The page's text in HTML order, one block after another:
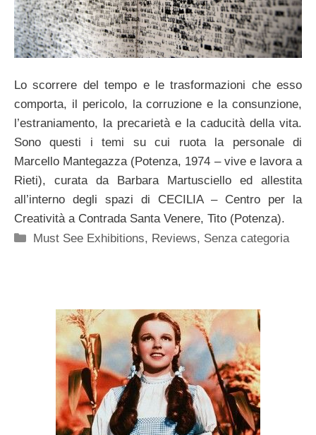
Lo scorrere del tempo e le trasformazioni che esso
comporta, il pericolo, la corruzione e la consunzione,
l’estraniamento, la precarietà e la caducità della vita.
Sono questi i temi su cui ruota la personale di
Marcello Mantegazza (Potenza, 1974 – vive e lavora a
Rieti), curata da Barbara Martusciello ed allestita
all’interno degli spazi di CECILIA – Centro per la
Creatività a Contrada Santa Venere, Tito (Potenza).
Categorie
Must See Exhibitions, Reviews, Senza categoria